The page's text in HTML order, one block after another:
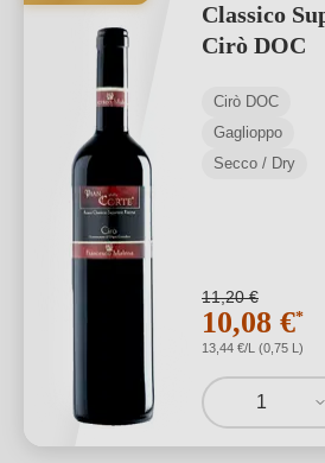
Classico
Cirò DOC
Cirò DOC
Gaglioppo
Secco / Dry
11,20 €
10,08 €*
13,44 €/L (0,75 L)
1